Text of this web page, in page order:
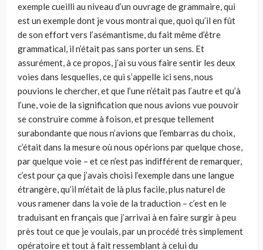
exemple cueilli au niveau d’un ouvra­ge de grammaire, qui
est un exemple dont je vous montrai que, quoi qu’il en fût
de son effort vers l’asémantisme, du fait même d’être
grammatical, il n’était pas sans porter un sens. Et
assurément, à ce propos, j’ai su vous faire sentir les deux
voies dans lesquelles, ce qui s’appelle ici sens, nous
pouvions le chercher, et que l’une n’était pas l’autre et qu’à
l’une, voie de la signification que nous avions vue pouvoir
se construire comme à foison, et presque tellement
surabondante que nous n’avions que l’embarras du choix,
c’était dans la mesure où nous opérions par quelque chose,
par quelque voie – et ce n’est pas indifférent de remarquer,
c’est pour ça que j’avais choisi l’exemple dans une langue
étrangère, qu’il m’était de là plus facile, plus naturel de
vous ramener dans la voie de la traduction – c’est en le
traduisant en français que j’arrivai à en faire surgir à peu
près tout ce que je voulais, par un procédé très simplement
opératoire et tout à fait ressem­blant à celui du